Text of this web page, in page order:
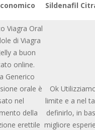
Sildenafil
Viagra Oral
di Viagra
a buon
online.
Generico
orale è
nel
della
erettile
Ok
limite e a nel
definirlo, in
migliore